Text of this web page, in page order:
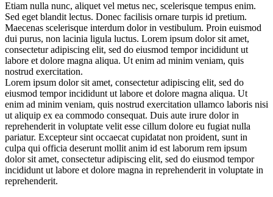
Etiam nulla nunc, aliquet vel metus nec, scelerisque tempus enim.
Sed eget blandit lectus. Donec facilisis ornare turpis id pretium.
Maecenas scelerisque interdum dolor in vestibulum. Proin euismod
dui purus, non lacinia ligula luctus. Lorem ipsum dolor sit amet,
consectetur adipiscing elit, sed do eiusmod tempor incididunt ut
labore et dolore magna aliqua. Ut enim ad minim veniam, quis
nostrud exercitation.
Lorem ipsum dolor sit amet, consectetur adipiscing elit, sed do
eiusmod tempor incididunt ut labore et dolore magna aliqua. Ut
enim ad minim veniam, quis nostrud exercitation ullamco laboris nisi
ut aliquip ex ea commodo consequat. Duis aute irure dolor in
reprehenderit in voluptate velit esse cillum dolore eu fugiat nulla
pariatur. Excepteur sint occaecat cupidatat non proident, sunt in
culpa qui officia deserunt mollit anim id est laborum rem ipsum
dolor sit amet, consectetur adipiscing elit, sed do eiusmod tempor
incididunt ut labore et dolore magna in reprehenderit in voluptate in
reprehenderit.